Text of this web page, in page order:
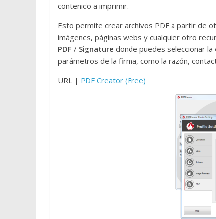
contenido a imprimir.
Esto permite crear archivos PDF a partir de
imágenes, páginas webs y cualquier otro
PDF / Signature donde puedes seleccionar la
parámetros de la firma, como la razón,
URL | PDF Creator (Free)